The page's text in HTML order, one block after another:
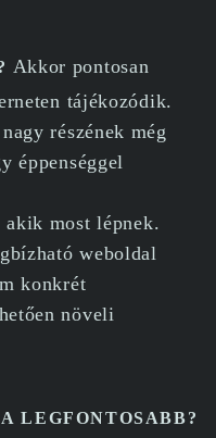
Akkor pontosan
tájékozódik.
részének még
éppenséggel
akik most lépnek.
weboldal
konkrét
növeli
LEGFONTOSABB?